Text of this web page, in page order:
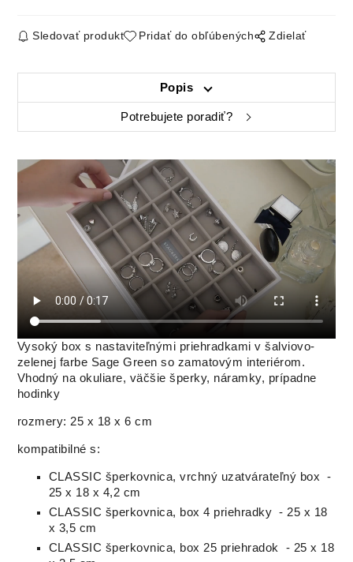
Sledovať produkt Pridať do obľúbených Zdielať
Popis
Potrebujete poradiť?
Vysoký box s nastaviteľnými priehradkami v šalviovo-
zelenej farbe Sage Green so zamatovým interiérom.
Vhodný na okuliare, väčšie šperky, náramky, prípadne
hodinky
rozmery: 25 x 18 x 6 cm
kompatibilné s:
CLASSIC šperkovnica, vrchný uzatvárateľný box -
25 x 18 x 4,2 cm
CLASSIC šperkovnica, box 4 priehradky - 25 x 18
x 3,5 cm
CLASSIC šperkovnica, box 25 priehradok - 25 x 18